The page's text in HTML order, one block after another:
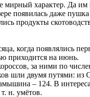
характер. Да им
появилась даже
продукты
когда появлялись
приходится на июнь.
за ними по
шли двумя путями: из
– 124. В
н. умётов.